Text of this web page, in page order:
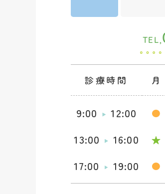
TEL,
診療時間 月
9:00 12:00 ●
13:00 16:00 ★
17:00 19:00 ●